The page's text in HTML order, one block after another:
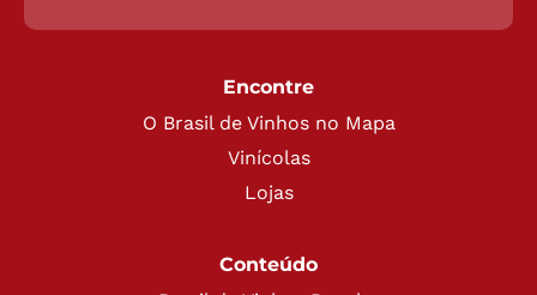
Encontre
O Brasil de Vinhos no Mapa
Vinícolas
Lojas
Conteúdo